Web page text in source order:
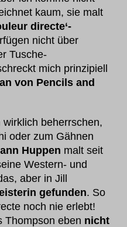
kaum, sie malt
directe‘-
nicht über
Tusche-
mich prinzipiell
von Pencils and
beherrschen,
oder zum Gähnen
Huppen malt seit
Western- und
aber in Jill
gefunden. So
noch nie erlebt!
Thompson eben nicht